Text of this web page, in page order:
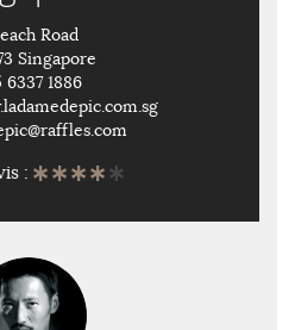
Road
Singapore
6337 1886
: